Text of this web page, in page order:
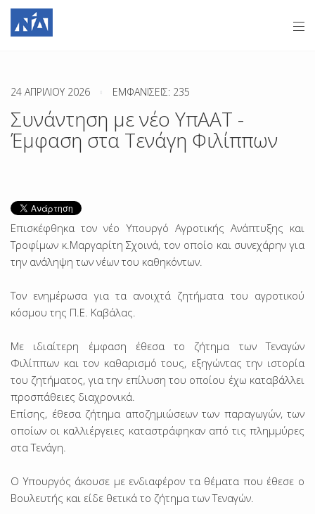
24 ΑΠΡΙΛΊΟΥ 2026 ΕΜΦΑΝΊΣΕΙΣ: 235
Συνάντηση με νέο ΥπΑΑΤ -
Έμφαση στα Τενάγη Φιλίππων
Επισκέφθηκα τον νέο Υπουργό Αγροτικής Ανάπτυξης και
Τροφίμων κ.Μαργαρίτη Σχοινά, τον οποίο και συνεχάρην για
την ανάληψη των νέων του καθηκόντων.
Τον ενημέρωσα για τα ανοιχτά ζητήματα του αγροτικού
κόσμου της Π.Ε. Καβάλας.
Με ιδιαίτερη έμφαση έθεσα το ζήτημα των Τεναγών
Φιλίππων και τον καθαρισμό τους, εξηγώντας την ιστορία
του ζητήματος, για την επίλυση του οποίου έχω καταβάλλει
προσπάθειες διαχρονικά.
Επίσης, έθεσα ζήτημα αποζημιώσεων των παραγωγών, των
οποίων οι καλλιέργειες καταστράφηκαν από τις πλημμύρες
στα Τενάγη.
Ο Υπουργός άκουσε με ενδιαφέρον τα θέματα που έθεσε ο
Βουλευτής και είδε θετικά το ζήτημα των Τεναγών.